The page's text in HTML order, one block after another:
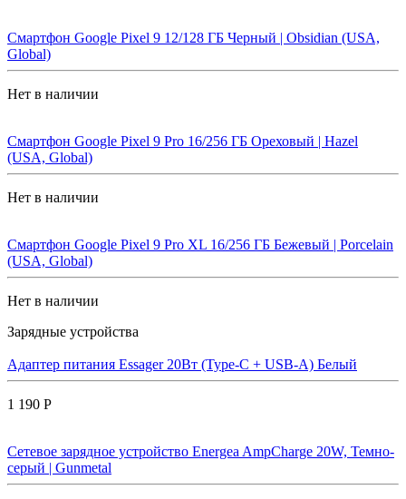
Смартфон Google Pixel 9 12/128 ГБ Черный | Obsidian (USA,
Global)
Нет в наличии
Смартфон Google Pixel 9 Pro 16/256 ГБ Ореховый | Hazel
(USA, Global)
Нет в наличии
Смартфон Google Pixel 9 Pro XL 16/256 ГБ Бежевый | Porcelain
(USA, Global)
Нет в наличии
Зарядные устройства
Адаптер питания Essager 20Вт (Type-C + USB-A) Белый
1 190 Р
Сетевое зарядное устройство Energea AmpCharge 20W, Темно-
серый | Gunmetal